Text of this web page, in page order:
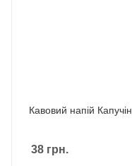
Кавовий напій
38 грн.